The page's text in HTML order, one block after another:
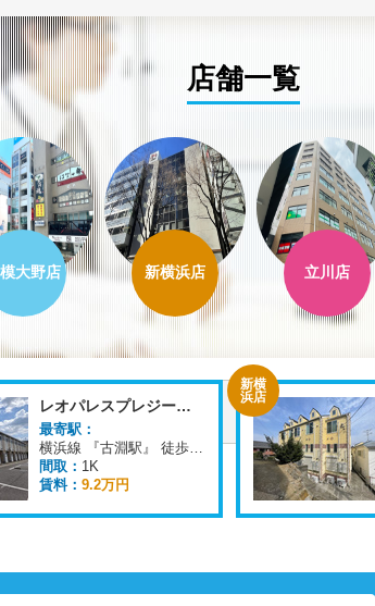
店舗一覧
大野店 新横浜店 立川店
ピッコロカーサ ユナイト
東急東横線 『白楽駅』 徒歩 7分
sol mane
八王
子店
最寄駅：
間取：1K
賃料：8.5万円